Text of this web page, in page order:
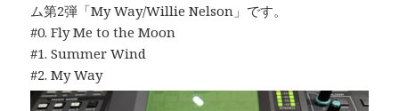
ム第2弾「My Way/Willie Nelson」です。
#0. Fly Me to the Moon
#1. Summer Wind
#2. My Way